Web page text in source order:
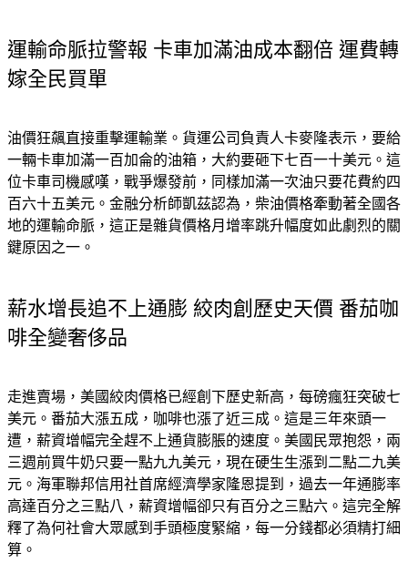
運輸命脈拉警報 卡車加滿油成本翻倍 運費轉
嫁全民買單
油價狂飆直接重擊運輸業。貨運公司負責人卡麥隆表示，要給
一輛卡車加滿一百加侖的油箱，大約要砸下七百一十美元。這
位卡車司機感嘆，戰爭爆發前，同樣加滿一次油只要花費約四
百六十五美元。金融分析師凱茲認為，柴油價格牽動著全國各
地的運輸命脈，這正是雜貨價格月增率跳升幅度如此劇烈的關
鍵原因之一。
薪水增長追不上通膨 絞肉創歷史天價 番茄咖
啡全變奢侈品
走進賣場，美國絞肉價格已經創下歷史新高，每磅瘋狂突破七
美元。番茄大漲五成，咖啡也漲了近三成。這是三年來頭一
遭，薪資增幅完全趕不上通貨膨脹的速度。美國民眾抱怨，兩
三週前買牛奶只要一點九九美元，現在硬生生漲到二點二九美
元。海軍聯邦信用社首席經濟學家隆恩提到，過去一年通膨率
高達百分之三點八，薪資增幅卻只有百分之三點六。這完全解
釋了為何社會大眾感到手頭極度緊縮，每一分錢都必須精打細
算。